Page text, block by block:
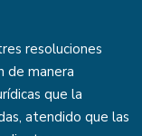
resoluciones
de manera
que la
atendido que las